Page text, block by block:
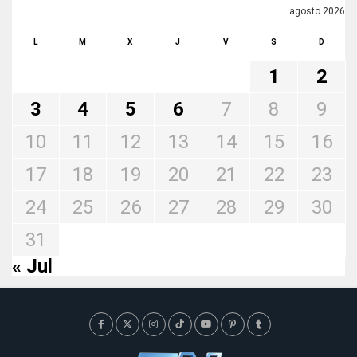
agosto 2026
L M X J V S D
1
2
3
4 5 6 7 8
9
10
11 12 13 14 15
16
17
18 19 20 21 22
23
24
25 26 27 28 29
30
31
« Jul